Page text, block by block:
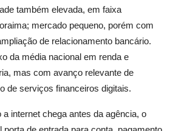
também elevada, em faixa
mercado pequeno, porém com
de relacionamento bancário.
da média nacional em renda e
mas com avanço relevante de
de serviços financeiros digitais.
a internet chega antes da agência, o